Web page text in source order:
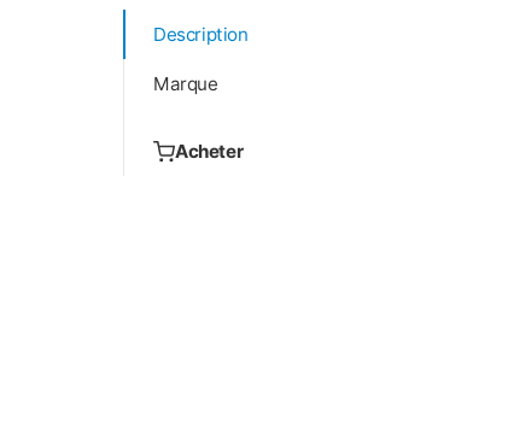
Description
Marque
Acheter